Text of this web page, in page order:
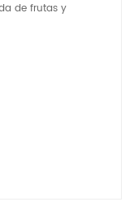
de frutas y